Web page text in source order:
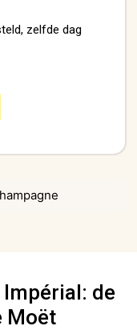
zelfde dag
de
Moët